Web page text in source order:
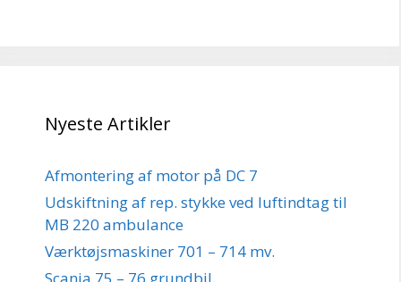
Nyeste Artikler
Afmontering af motor på DC 7
Udskiftning af rep. stykke ved luftindtag til
MB 220 ambulance
Værktøjsmaskiner 701 – 714 mv.